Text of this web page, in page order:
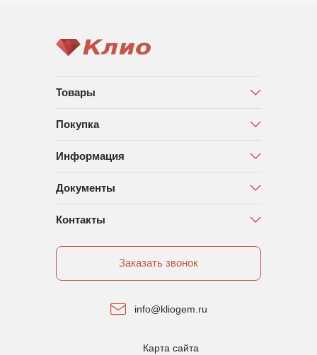
Товары
Покупка
Информация
Документы
Контакты
Заказать звонок
info@kliogem.ru
Карта сайта